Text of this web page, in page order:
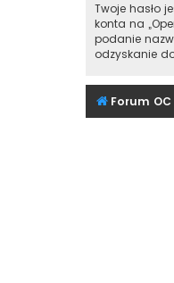
Twoje hasło
konta na
podanie
odzyskanie
Forum OC